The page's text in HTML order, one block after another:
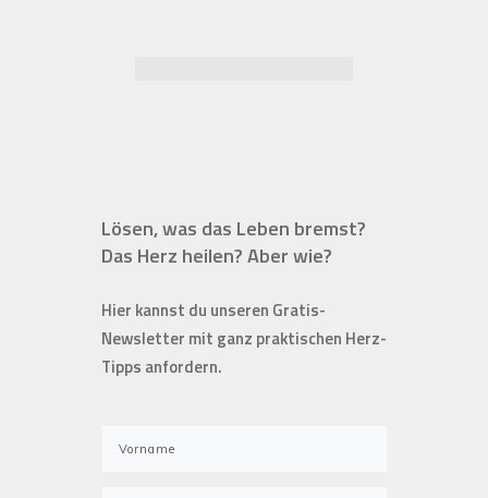
Lösen, was das Leben bremst?
Das Herz heilen? Aber wie?
Hier kannst du unseren Gratis-
Newsletter mit ganz praktischen Herz-
Tipps anfordern.